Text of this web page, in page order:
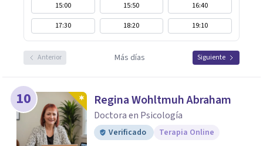
15:00 15:50
16:40
17:30
18:20 19:10
Anterior Más días Siguiente
10 Regina Wohltmuh Abraham
Doctora en Psicología
Verificado Terapia Online